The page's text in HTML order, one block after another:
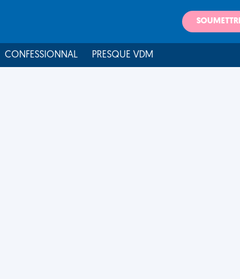
CONFESSIONNAL PRESQUE VDM